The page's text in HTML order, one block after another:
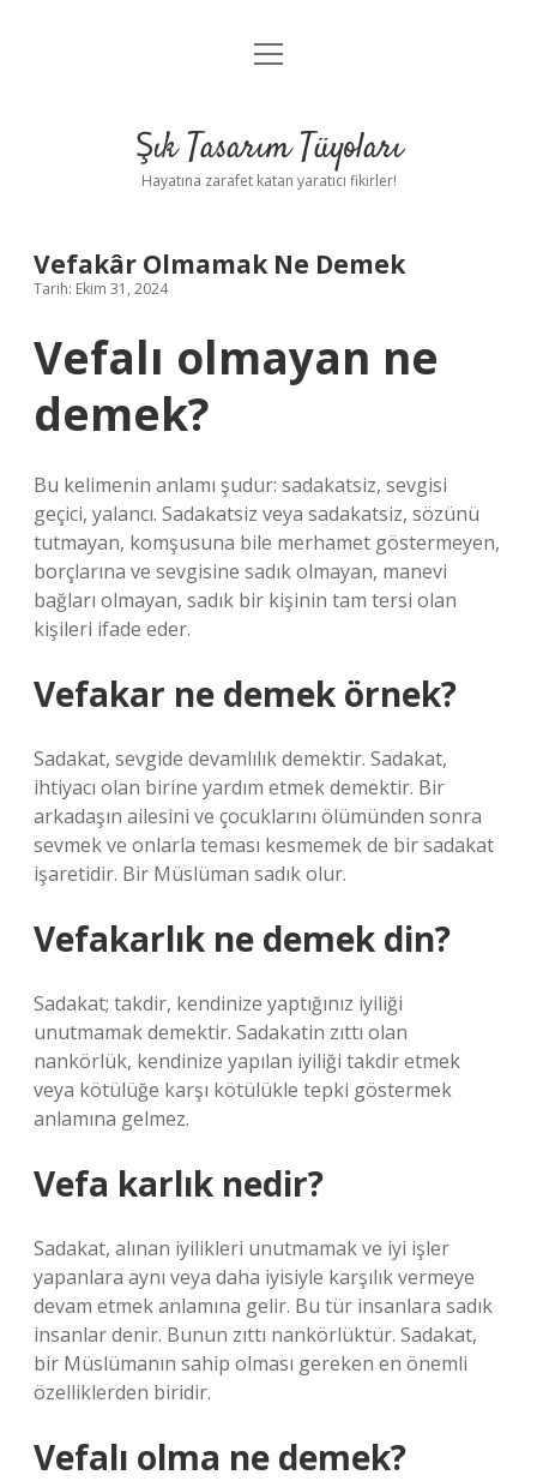
Anasayfa
Yasal Uyarı
menüyü
Şık Tasarım Tüyoları
Hayatına zarafet katan yaratıcı fikirler!
Vefakâr Olmamak Ne Demek
Tarih: Ekim 31, 2024
Vefalı olmayan ne
demek?
Bu kelimenin anlamı şudur: sadakatsiz, sevgisi
geçici, yalancı. Sadakatsiz veya sadakatsiz, sözünü
tutmayan, komşusuna bile merhamet göstermeyen,
borçlarına ve sevgisine sadık olmayan, manevi
bağları olmayan, sadık bir kişinin tam tersi olan
kişileri ifade eder.
Vefakar ne demek örnek?
Sadakat, sevgide devamlılık demektir. Sadakat,
ihtiyacı olan birine yardım etmek demektir. Bir
arkadaşın ailesini ve çocuklarını ölümünden sonra
sevmek ve onlarla teması kesmemek de bir sadakat
işaretidir. Bir Müslüman sadık olur.
Vefakarlık ne demek din?
Sadakat; takdir, kendinize yaptığınız iyiliği
unutmamak demektir. Sadakatin zıttı olan
nankörlük, kendinize yapılan iyiliği takdir etmek
veya kötülüğe karşı kötülükle tepki göstermek
anlamına gelmez.
Vefa karlık nedir?
Sadakat, alınan iyilikleri unutmamak ve iyi işler
yapanlara aynı veya daha iyisiyle karşılık vermeye
devam etmek anlamına gelir. Bu tür insanlara sadık
insanlar denir. Bunun zıttı nankörlüktür. Sadakat,
bir Müslümanın sahip olması gereken en önemli
özelliklerden biridir.
Vefalı olma ne demek?